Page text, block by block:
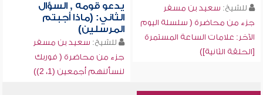
للشيخ: سعيد بن مسفر
جزء من محاضرة ( سلسلة اليوم
الآخر: علامات الساعة المستمرة
[الحلقة الثانية])
يدعو قومه , السؤال
الثاني: (ماذا أجبتم
المرسلين)
للشيخ: سعيد بن مسفر
جزء من محاضرة ( فوربك
لنسألنهم أجمعين (1، 2))